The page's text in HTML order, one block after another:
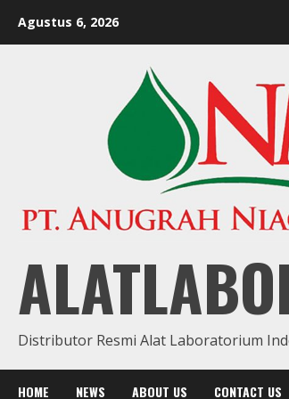
Agustus 6, 2026
Distributor Resmi Alat Laboratorium
HOME NEWS ABOUT US CONTACT US